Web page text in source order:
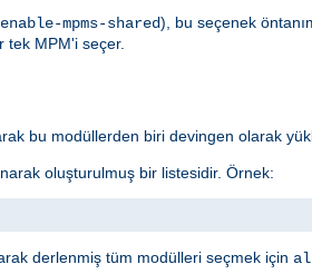
mpms-shared), bu seçenek
tek MPM'i seçer.
bu modüllerden biri devingen olarak
oluşturulmuş bir listesidir. Örnek:
derlenmiş tüm modülleri seçmek için